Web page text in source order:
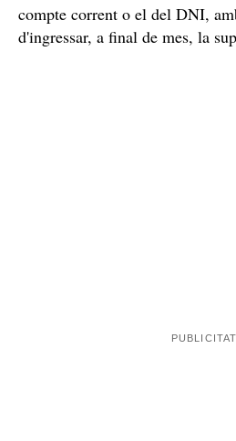
compte corrent o el del DNI,
d'ingressar, a final de mes, la